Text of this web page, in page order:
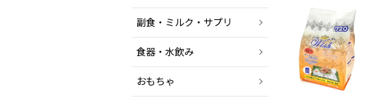
副食・ミルク・サプリ
食器・水飲み
おもちゃ